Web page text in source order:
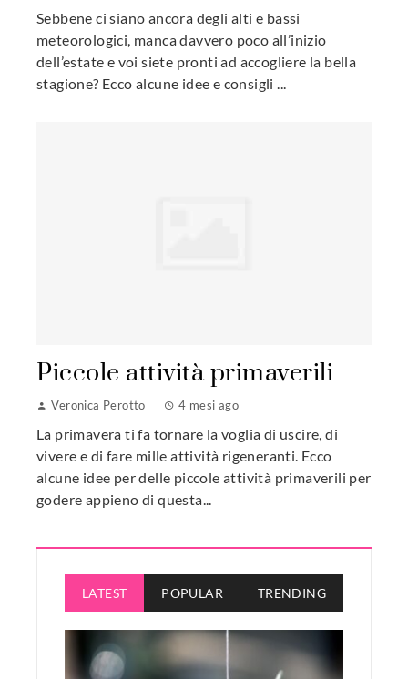
Sebbene ci siano ancora degli alti e bassi
meteorologici, manca davvero poco all’inizio
dell’estate e voi siete pronti ad accogliere la bella
stagione? Ecco alcune idee e consigli ...
Piccole attività primaverili
Veronica Perotto 4 mesi ago
La primavera ti fa tornare la voglia di uscire, di
vivere e di fare mille attività rigeneranti. Ecco
alcune idee per delle piccole attività primaverili per
godere appieno di questa...
LATEST POPULAR TRENDING